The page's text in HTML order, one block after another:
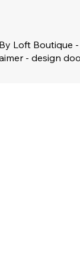
Loft Boutique -
- design